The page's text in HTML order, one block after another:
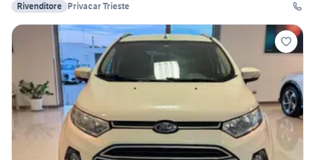
Rivenditore Privacar Trieste